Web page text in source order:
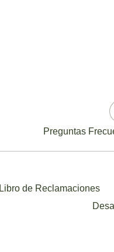
Preguntas
Libro de Reclamaciones